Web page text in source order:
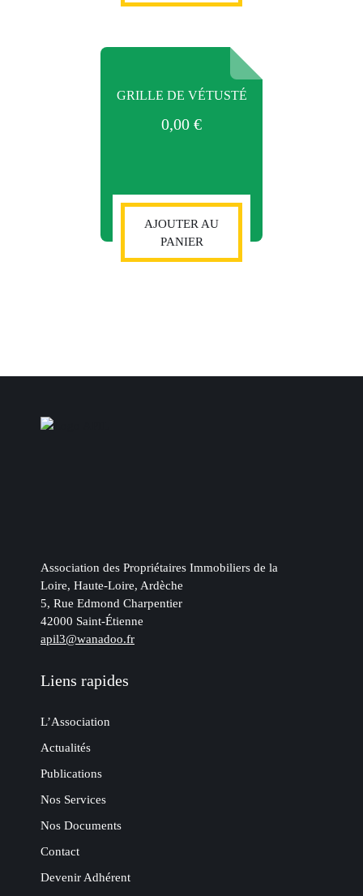
GRILLE DE VÉTUSTÉ
0,00 €
AJOUTER AU
PANIER
Association des Propriétaires Immobiliers de la
Loire, Haute-Loire, Ardèche
5, Rue Edmond Charpentier
42000 Saint-Étienne
apil3@wanadoo.fr
Liens rapides
L’Association
Actualités
Publications
Nos Services
Nos Documents
Contact
Devenir Adhérent